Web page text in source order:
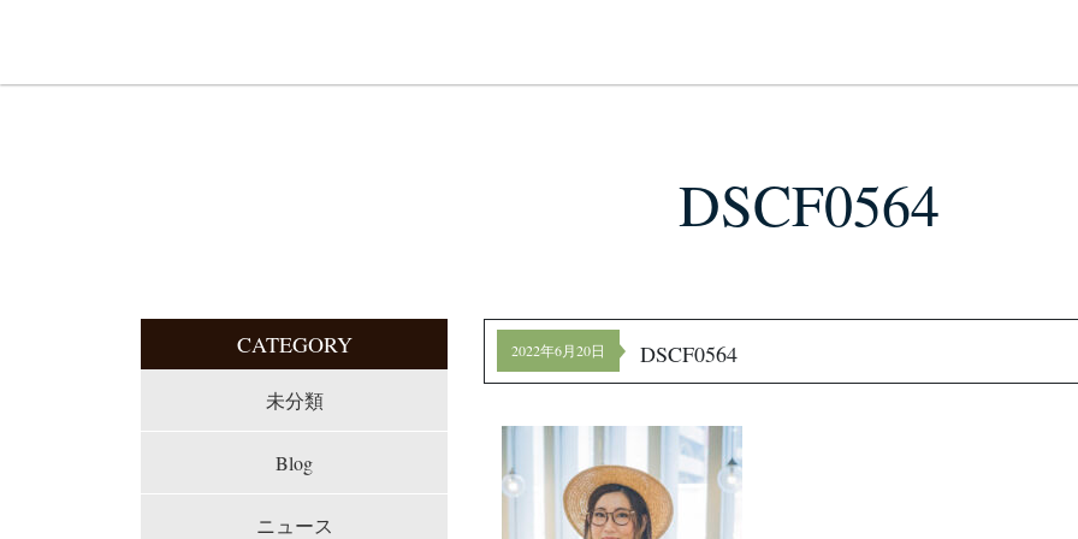
DSCF0564
CATEGORY
未分類
Blog
ニュース
2022年6月20日 DSCF0564